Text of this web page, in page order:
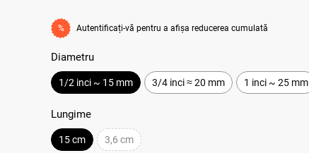
% Autentificați-vă pentru a afișa reducerea cumulată
Diametru
1/2 inci ~ 15 mm 3/4 inci ≈ 20 mm 1 inci ~ 25 mm
Lungime
15 cm 3,6 cm